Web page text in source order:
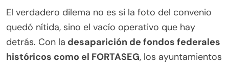
El verdadero dilema no es si la foto del convenio
quedó nítida, sino el vacío operativo que hay
detrás. Con la desaparición de fondos federales
históricos como el FORTASEG, los ayuntamientos